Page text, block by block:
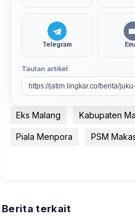
Telegram
Tautan artikel
Eks Malang Kabupaten
Piala Menpora PSM
Berita terkait